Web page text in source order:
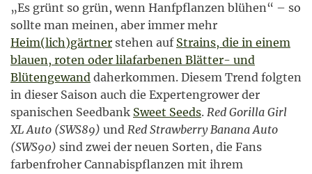
„Es grünt so grün, wenn Hanfpflanzen blühen“ – so
sollte man meinen, aber immer mehr
Heim(lich)gärtner stehen auf Strains, die in einem
blauen, roten oder lilafarbenen Blätter- und
Blütengewand daherkommen. Diesem Trend folgten
in dieser Saison auch die Expertengrower der
spanischen Seedbank Sweet Seeds. Red Gorilla Girl
XL Auto (SWS89) und Red Strawberry Banana Auto
(SWS90) sind zwei der neuen Sorten, die Fans
farbenfroher Cannabispflanzen mit ihrem